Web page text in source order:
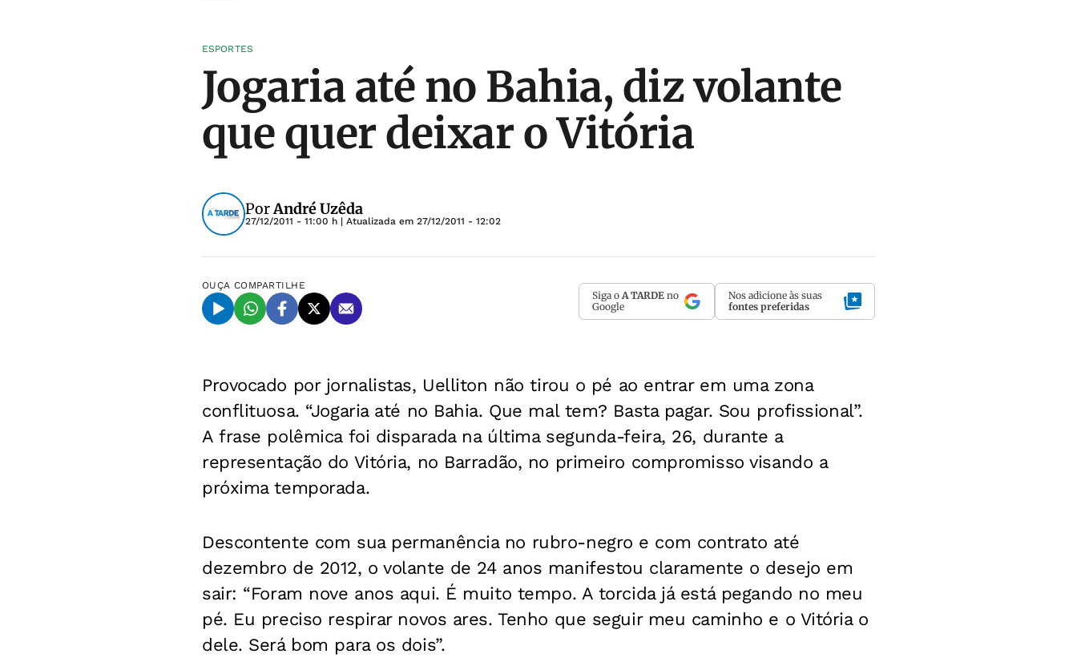
ESPORTES
Jogaria até no Bahia, diz volante
que quer deixar o Vitória
PorAndré Uzêda
27/12/2011 - 11:00 h | Atualizada em 27/12/2011 - 12:02
OUÇA COMPARTILHE
Siga o A TARDE no
Google
Nos adicione às suas
fontes preferidas
Provocado por jornalistas, Uelliton não tirou o pé ao entrar em uma zona
conflituosa. “Jogaria até no Bahia. Que mal tem? Basta pagar. Sou profissional”.
A frase polêmica foi disparada na última segunda-feira, 26, durante a
representação do Vitória, no Barradão, no primeiro compromisso visando a
próxima temporada.
Descontente com sua permanência no rubro-negro e com contrato até
dezembro de 2012, o volante de 24 anos manifestou claramente o desejo em
sair: “Foram nove anos aqui. É muito tempo. A torcida já está pegando no meu
pé. Eu preciso respirar novos ares. Tenho que seguir meu caminho e o Vitória o
dele. Será bom para os dois”.